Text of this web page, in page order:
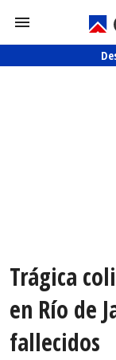
Trágica
en Río de
fallecidos